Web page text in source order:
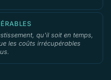
qu'il soit en temps,
les coûts irrécupérables